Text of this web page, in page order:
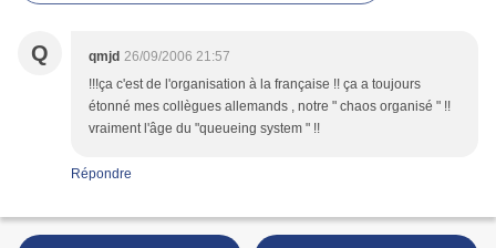
Q qmjd 26/09/2006 21:57
!!!ça c'est de l'organisation à la française !! ça a toujours
étonné mes collègues allemands , notre " chaos organisé " !!
vraiment l'âge du "queueing system " !!
Répondre